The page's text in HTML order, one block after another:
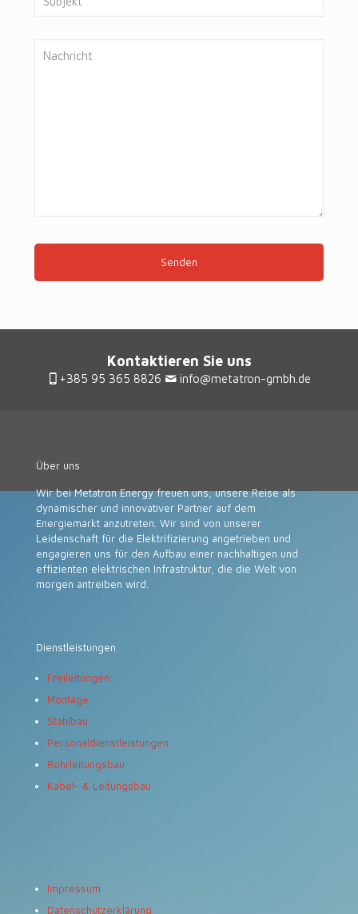
Kontaktieren Sie uns
+385 95 365 8826 info@metatron-gmbh.de
Über uns
Wir bei Metatron Energy freuen uns, unsere Reise als
dynamischer und innovativer Partner auf dem
Energiemarkt anzutreten. Wir sind von unserer
Leidenschaft für die Elektrifizierung angetrieben und
engagieren uns für den Aufbau einer nachhaltigen und
effizienten elektrischen Infrastruktur, die die Welt von
morgen antreiben wird.
Dienstleistungen
Freileitungen
Montage
Stahlbau
Personaldienstleistungen
Rohrleitungsbau
Kabel- & Leitungsbau
Impressum
Datenschutzerklärung